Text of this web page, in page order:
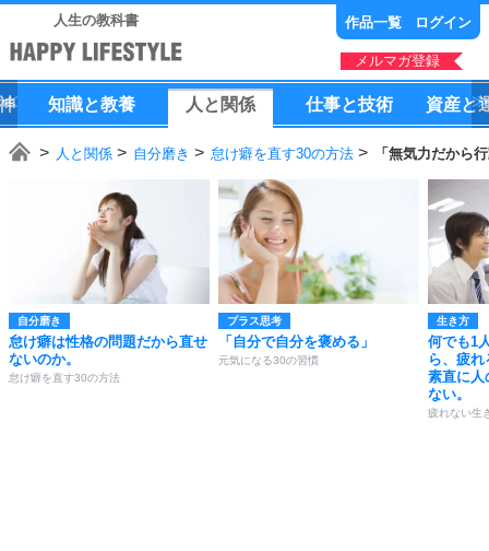
人生の教科書 作品一覧 ログイン
メルマガ登録
知識と教養 人 と 関係 仕事と技術 資産と
人と関係 自分磨き 怠け癖を直す30の方法 「無気力だから
自分磨き
怠け癖は性格の問題だから直せ
ないのか。
怠け癖を直す30の方法
プラス思考
「自分で自分を褒める」
元気になる30の習慣
生き方
何でも1
ら、疲れ
素直に人
ない。
疲れない生